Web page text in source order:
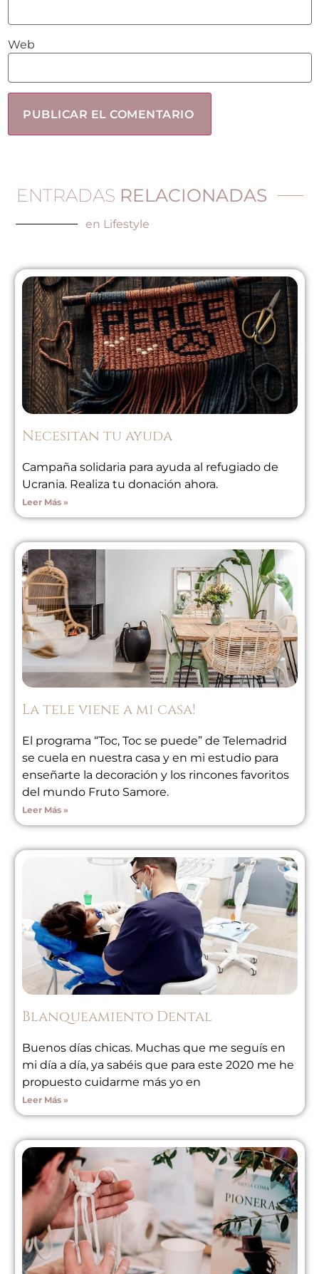
Web
ENTRADAS RELACIONADAS
en Lifestyle
Necesitan tu ayuda
Campaña solidaria para ayuda al refugiado de
Ucrania. Realiza tu donación ahora.
Leer Más »
La tele viene a mi casa!
El programa “Toc, Toc se puede” de Telemadrid
se cuela en nuestra casa y en mi estudio para
enseñarte la decoración y los rincones favoritos
del mundo Fruto Samore.
Leer Más »
Blanqueamiento Dental
Buenos días chicas. Muchas que me seguís en
mi día a día, ya sabéis que para este 2020 me he
propuesto cuidarme más yo en
Leer Más »